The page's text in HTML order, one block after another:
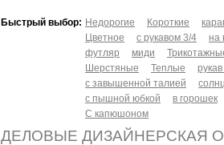
Быстрый выбор: Недорогие Короткие
Цветное
с рукавом 3/4
на
футляр
миди
Шерстяные
Теплые
с завышенной талией
с пышной юбкой
в горошек
С капюшоном
ДЕЛОВЫЕ ДИЗАЙНЕРСКАЯ